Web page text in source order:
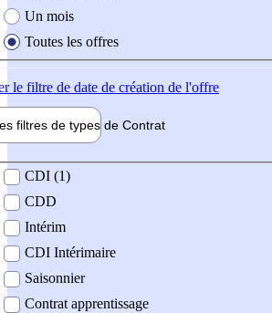
Un mois
Toutes les offres
le filtre de date de création de l'offre
filtres de types de Contrat
contrat
CDI (1)
CDD
Intérim
CDI Intérimaire
Saisonnier
Contrat apprentissage